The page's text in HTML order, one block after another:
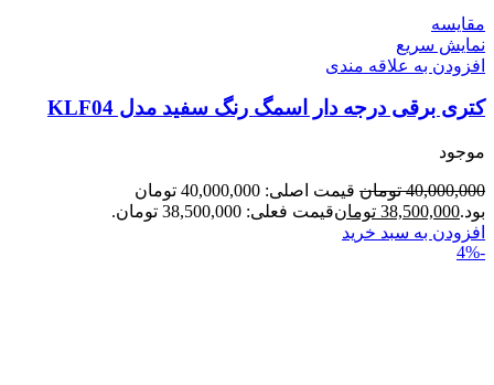
مقايسه
نمایش سریع
افزودن به علاقه مندی
کتری برقی درجه دار اسمگ رنگ سفید مدل KLF04
موجود
40,000,000 تومان
قیمت اصلی: 40,000,000 تومان
بود.38,500,000 تومانقیمت فعلی: 38,500,000 تومان.
افزودن به سبد خرید
-4%